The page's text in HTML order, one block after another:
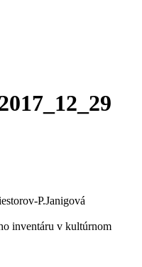
P.Janigová
inventáru v kultúrnom